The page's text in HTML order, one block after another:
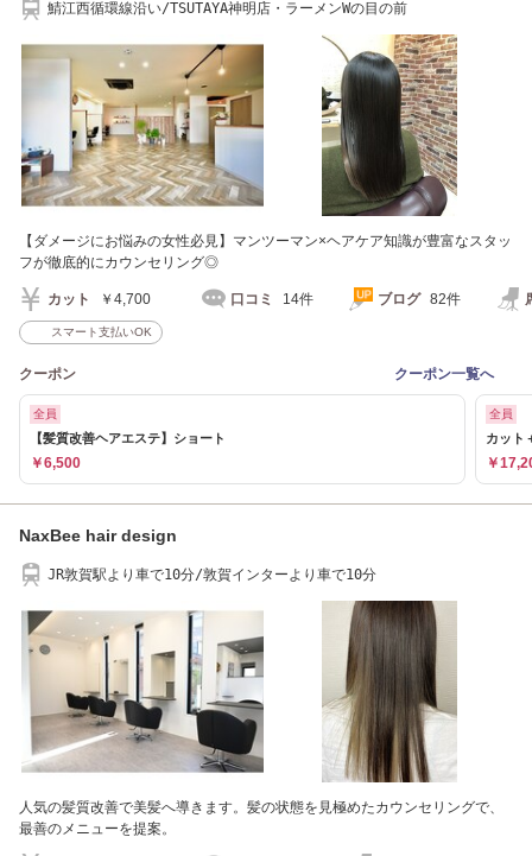
鯖江西循環線沿い/TSUTAYA神明店・ラーメンWの目の前
【ダメージにお悩みの女性必見】マンツーマン×ヘアケア知識が豊富なスタッ
フが徹底的にカウンセリング◎
カット ￥4,700 口コミ 14件 ブログ 82件
スマート支払いOK
クーポン クーポン一覧へ
全員
【髪質改善ヘアエステ】ショート
￥6,500
全員
カット
￥
NaxBee hair design
JR敦賀駅より車で10分/敦賀インターより車で10分
人気の髪質改善で美髪へ導きます。髪の状態を見極めたカウンセリングで、
最善のメニューを提案。